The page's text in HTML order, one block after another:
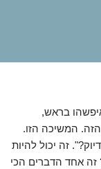
בראש,
המשיכה הזו.
זה יכול להיות
אחד הדברים הכי